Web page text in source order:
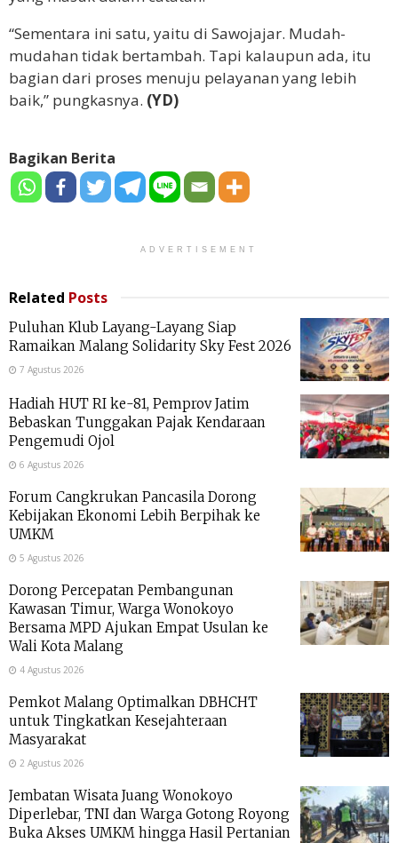
“Sementara ini satu, yaitu di Sawojajar. Mudah-
mudahan tidak bertambah. Tapi kalaupun ada, itu
bagian dari proses menuju pelayanan yang lebih
baik,” pungkasnya. (YD)
Bagikan Berita
ADVERTISEMENT
Related Posts
Puluhan Klub Layang-Layang Siap
Ramaikan Malang Solidarity Sky Fest 2026
7 Agustus 2026
Hadiah HUT RI ke-81, Pemprov Jatim
Bebaskan Tunggakan Pajak Kendaraan
Pengemudi Ojol
6 Agustus 2026
Forum Cangkrukan Pancasila Dorong
Kebijakan Ekonomi Lebih Berpihak ke
UMKM
5 Agustus 2026
Dorong Percepatan Pembangunan
Kawasan Timur, Warga Wonokoyo
Bersama MPD Ajukan Empat Usulan ke
Wali Kota Malang
4 Agustus 2026
Pemkot Malang Optimalkan DBHCHT
untuk Tingkatkan Kesejahteraan
Masyarakat
2 Agustus 2026
Jembatan Wisata Juang Wonokoyo
Diperlebar, TNI dan Warga Gotong Royong
Buka Akses UMKM hingga Hasil Pertanian